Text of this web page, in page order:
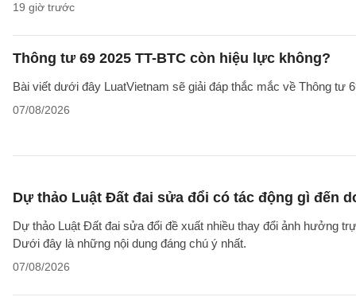
19 giờ trước
Thông tư 69 2025 TT-BTC còn hiệu lực không?
Bài viết dưới đây LuatVietnam sẽ giải đáp thắc mắc về Thông tư
07/08/2026
Dự thảo Luật Đất đai sửa đổi có tác động gì đến
Dự thảo Luật Đất đai sửa đổi đề xuất nhiều thay đổi ảnh hưởng
Dưới đây là những nội dung đáng chú ý nhất.
07/08/2026